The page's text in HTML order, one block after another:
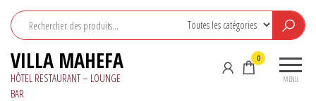
contenu
VILLA MAHEFA
HÔTEL RESTAURANT – LOUNGE
BAR
MENU
0